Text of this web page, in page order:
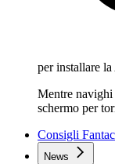
per installare
Mentre navighi
schermo per
Consigli
News